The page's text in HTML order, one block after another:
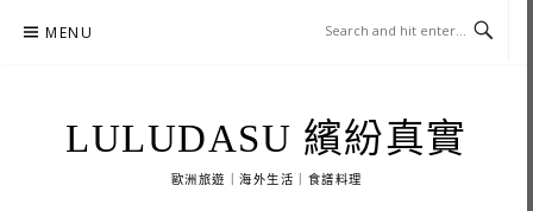
MENU
LULUDASU 繽紛真實
歐洲旅遊｜海外生活｜食譜料理